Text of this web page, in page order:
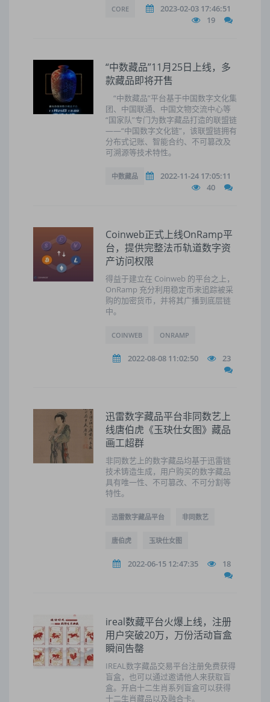
CORE
2023-02-03 17:46:51
19
“中数藏品”11月25日上线，多
款藏品即将开售
“中数藏品”平台基于中国数字文化集
团、中国联通、中国文物交流中心等
“国家队”专门为数字藏品打造的联盟链
——“中国数字文化链”，该联盟链拥有
分布式记账、智能合约、不可篡改及
可溯源等技术特性。
中数藏品
2022-11-24 17:05:11
40
Coinweb正式上线OnRamp平
台，提供完整法币轨道数字资
产访问权限
得益于建立在 Coinweb 的平台之上，
OnRamp 充分利用稳定币来追踪被采
购的加密货币，并将其广播到底层链
中。
COINWEB ONRAMP
2022-08-08 11:02:50 23
迅雷数字藏品平台非同数艺上
线唐伯虎《玉玦仕女图》藏品
画工超群
非同数艺上的数字藏品均基于迅雷链
技术铸造生成，用户购买的数字藏品
具有唯一性、不可篡改、不可分割等
特性。
迅雷数字藏品平台 非同数艺
唐伯虎 玉玦仕女图
2022-06-15 12:47:35 18
ireal数藏平台火爆上线，注册
用户突破20万，万份活动盲盒
瞬间告罄
IREAL数字藏品交易平台注册免费获得
盲盒，也可以通过邀请他人来获取盲
盒。开启十二生肖系列盲盒可以获得
十二生肖藏品以及融合卡。